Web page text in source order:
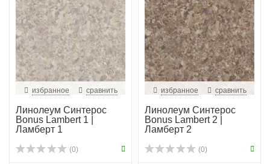
избранное сравнить
Линолеум Синтерос
Bonus Lambert 1 |
Ламберт 1
(0)
избранное сравнить
Линолеум Синтерос
Bonus Lambert 2 |
Ламберт 2
(0)